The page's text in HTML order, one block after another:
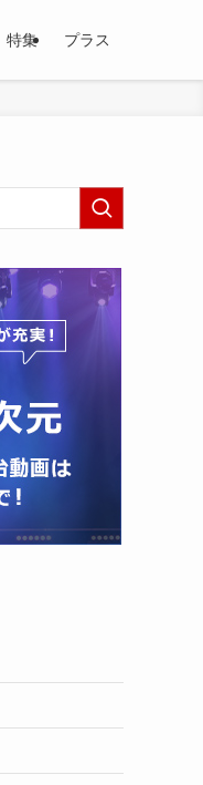
特集 プラス